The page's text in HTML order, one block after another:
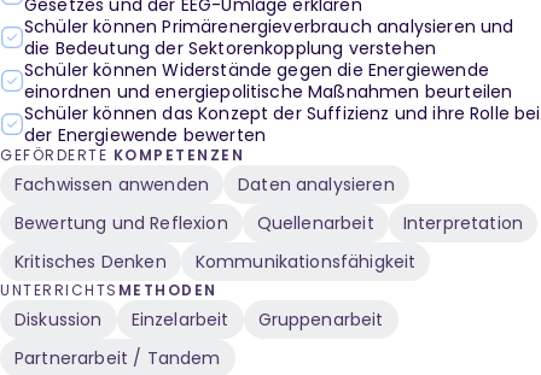
Gesetzes und der EEG-Umlage erklären
Schüler können Primärenergieverbrauch analysieren und
die Bedeutung der Sektorenkopplung verstehen
Schüler können Widerstände gegen die Energiewende
einordnen und energiepolitische Maßnahmen beurteilen
Schüler können das Konzept der Suffizienz und ihre Rolle bei
der Energiewende bewerten
GEFÖRDERTE KOMPETENZEN
Fachwissen anwenden
Daten analysieren
Bewertung und Reflexion
Quellenarbeit
Interpretation
Kritisches Denken
Kommunikationsfähigkeit
UNTERRICHTS METHODEN
Diskussion Einzelarbeit
Gruppenarbeit
Partnerarbeit / Tandem